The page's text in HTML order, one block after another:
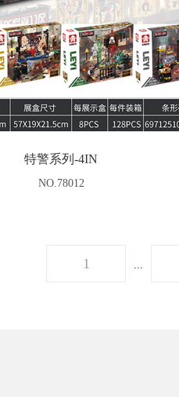
特警系列-4IN
NO.78012
1 ...